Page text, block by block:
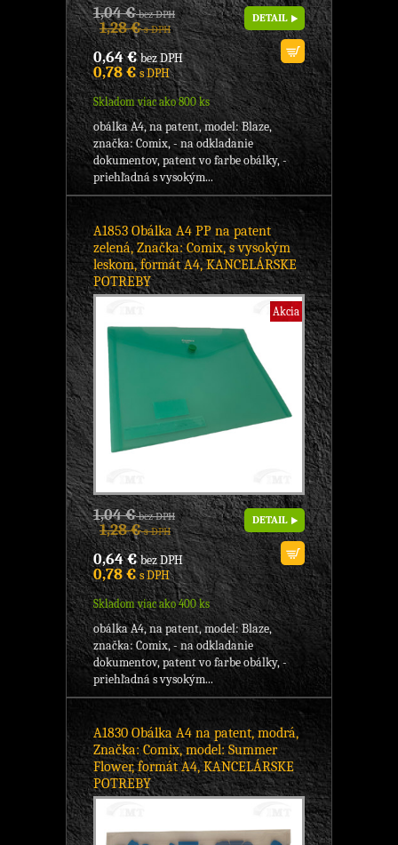
1,04 €bez DPH
1,28 €s DPH
0,64 €bez DPH
0,78 €s DPH
Skladom viac ako 800 ks
DETAIL
obálka A4, na patent, model: Blaze,
značka: Comix, - na odkladanie
dokumentov, patent vo farbe obálky, -
priehľadná s vysokým...
A1853 Obálka A4 PP na patent
zelená, Značka: Comix, s vysokým
leskom, formát A4, KANCELÁRSKE
POTREBY
Akcia
1,04 €bez DPH
1,28 €s DPH
0,64 €bez DPH
0,78 €s DPH
Skladom viac ako 400 ks
DETAIL
obálka A4, na patent, model: Blaze,
značka: Comix, - na odkladanie
dokumentov, patent vo farbe obálky, -
priehľadná s vysokým...
A1830 Obálka A4 na patent, modrá,
Značka: Comix, model: Summer
Flower, formát A4, KANCELÁRSKE
POTREBY